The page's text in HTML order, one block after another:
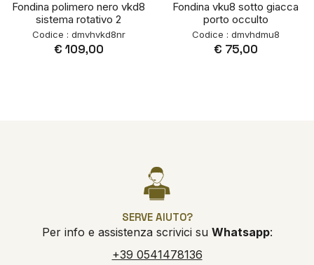
Fondina polimero nero vkd8
sistema rotativo 2
Codice : dmvhvkd8nr
€ 109,00
Fondina vku8 sotto giacca
porto occulto
Codice : dmvhdmu8
€ 75,00
SERVE AIUTO?
Per info e assistenza scrivici su Whatsapp:
+39 0541478136